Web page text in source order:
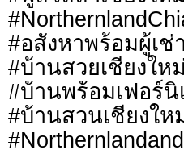
#อสังหาพร้อมผู้เช่
#บ้านสวยเชียงใหม่
#บ้านพร้อมเฟอร์นิ
#บ้านสวนเชียงให